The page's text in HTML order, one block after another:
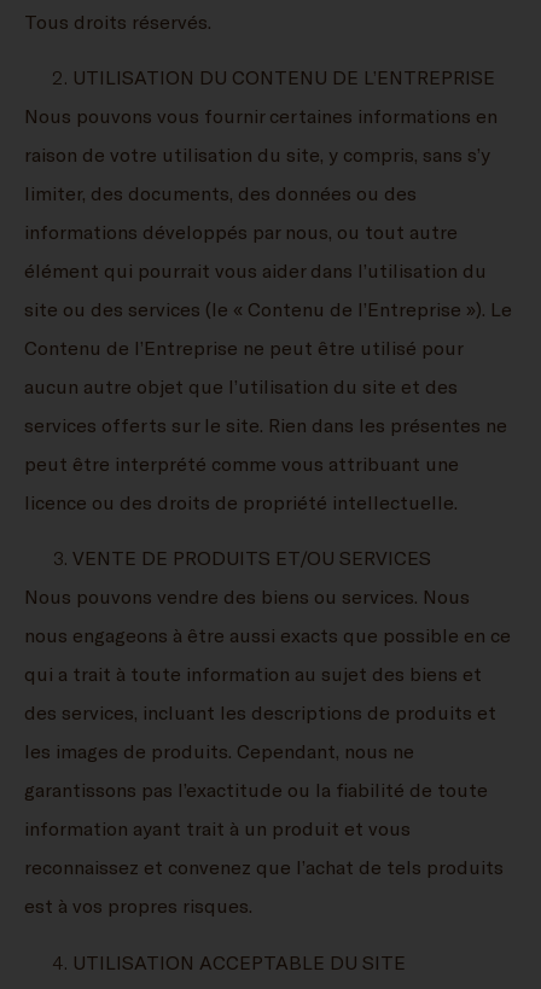
Tous droits réservés.
UTILISATION DU CONTENU DE L’ENTREPRISE
Nous pouvons vous fournir certaines informations en
raison de votre utilisation du site, y compris, sans s’y
limiter, des documents, des données ou des
informations développés par nous, ou tout autre
élément qui pourrait vous aider dans l’utilisation du
site ou des services (le « Contenu de l’Entreprise »). Le
Contenu de l’Entreprise ne peut être utilisé pour
aucun autre objet que l’utilisation du site et des
services offerts sur le site. Rien dans les présentes ne
peut être interprété comme vous attribuant une
licence ou des droits de propriété intellectuelle.
VENTE DE PRODUITS ET/OU SERVICES
Nous pouvons vendre des biens ou services. Nous
nous engageons à être aussi exacts que possible en ce
qui a trait à toute information au sujet des biens et
des services, incluant les descriptions de produits et
les images de produits. Cependant, nous ne
garantissons pas l’exactitude ou la fiabilité de toute
information ayant trait à un produit et vous
reconnaissez et convenez que l’achat de tels produits
est à vos propres risques.
UTILISATION ACCEPTABLE DU SITE